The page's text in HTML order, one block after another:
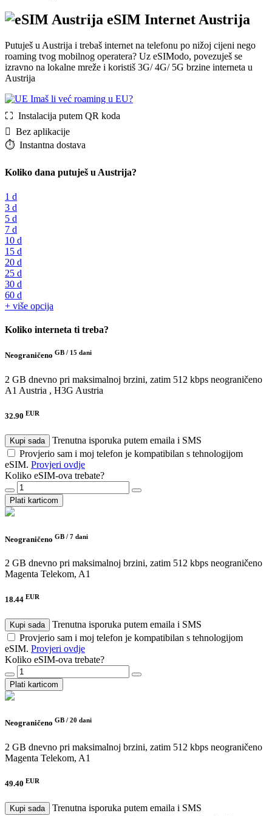
eSIM Internet Austrija
Putuješ u Austrija i trebaš internet na telefonu po nižoj cijeni nego
roaming tvog mobilnog operatera? Uz eSIModo, povezuješ se
izravno na lokalne mreže i koristiš 3G/ 4G/ 5G brzine interneta u
Austrija
Imaš li već roaming u EU?
⛶️️ Instalacija putem QR koda
️ Bez aplikacije
⏱️️ Instantna dostava
Koliko dana putuješ u Austrija?
1 d
3 d
5 d
7 d
10 d
15 d
20 d
25 d
30 d
60 d
+ više opcija
Koliko interneta ti treba?
Neograničeno GB / 15 dani
2 GB dnevno pri maksimalnoj brzini, zatim 512 kbps neograničeno
A1 Austria , H3G Austria
32.90 EUR
Kupi sada
Trenutna isporuka putem emaila i SMS
Provjerio sam i moj telefon je kompatibilan s tehnologijom
eSIM. Provjeri ovdje
Koliko eSIM-ova trebate?
Plati karticom
Neograničeno GB / 7 dani
2 GB dnevno pri maksimalnoj brzini, zatim 512 kbps neograničeno
Magenta Telekom, A1
18.44 EUR
Kupi sada
Trenutna isporuka putem emaila i SMS
Provjerio sam i moj telefon je kompatibilan s tehnologijom
eSIM. Provjeri ovdje
Koliko eSIM-ova trebate?
Plati karticom
Neograničeno GB / 20 dani
2 GB dnevno pri maksimalnoj brzini, zatim 512 kbps neograničeno
Magenta Telekom, A1
49.40 EUR
Kupi sada
Trenutna isporuka putem emaila i SMS